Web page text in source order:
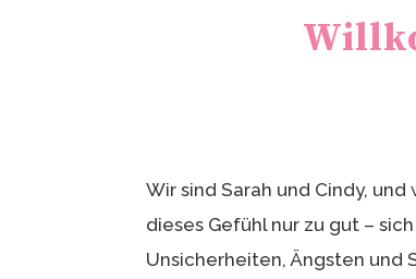
Wir sind Sarah und Cindy,
dieses Gefühl nur zu gut –
Unsicherheiten, Ängsten und